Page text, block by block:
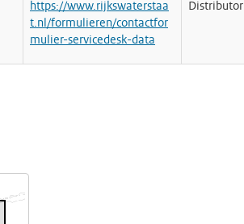
https://www.rijkswaterstaa
t.nl/formulieren/contactfor
mulier-servicedesk-data
Distributor